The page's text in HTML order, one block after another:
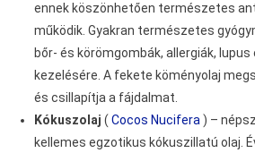
ennek köszönhetően természetes
működik. Gyakran természetes
bőr- és körömgombák, allergiák,
kezelésére. A fekete köményolaj
és csillapítja a fájdalmat.
Kókuszolaj ( Cocos Nucifera ) –
kellemes egzotikus kókuszillatú olaj.